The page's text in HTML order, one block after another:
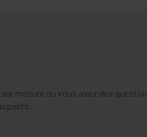
mesure ou vous avez des